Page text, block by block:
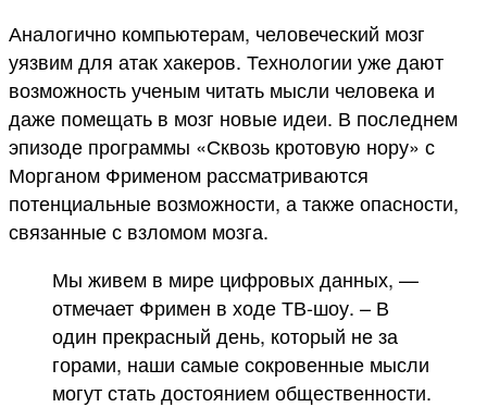
Аналогично компьютерам, человеческий мозг
уязвим для атак хакеров. Технологии уже дают
возможность ученым читать мысли человека и
даже помещать в мозг новые идеи. В последнем
эпизоде программы «Сквозь кротовую нору» с
Морганом Фрименом рассматриваются
потенциальные возможности, а также опасности,
связанные с взломом мозга.
Мы живем в мире цифровых данных, —
отмечает Фримен в ходе ТВ-шоу. – В
один прекрасный день, который не за
горами, наши самые сокровенные мысли
могут стать достоянием общественности.